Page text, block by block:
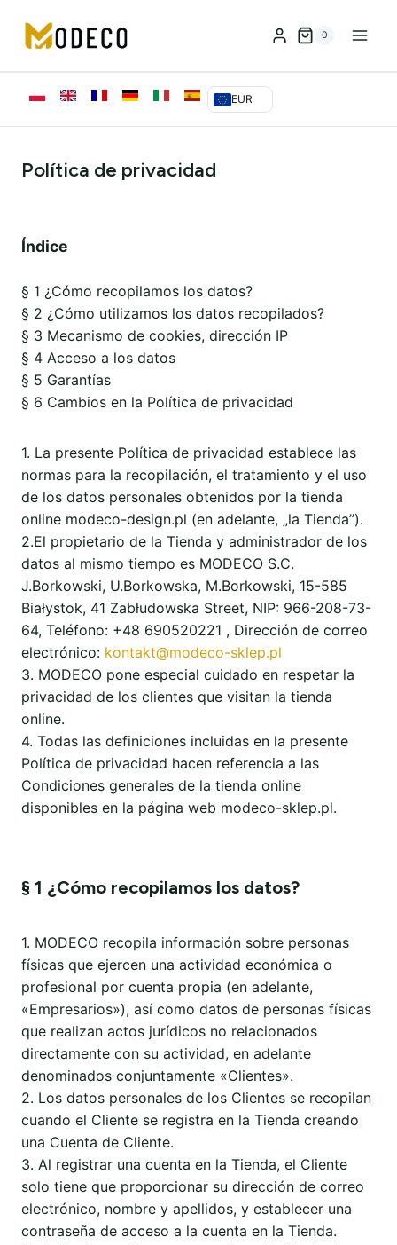
Contenido
0
EUR
Política de privacidad
Índice
§ 1 ¿Cómo recopilamos los datos?
§ 2 ¿Cómo utilizamos los datos recopilados?
§ 3 Mecanismo de cookies, dirección IP
§ 4 Acceso a los datos
§ 5 Garantías
§ 6 Cambios en la Política de privacidad
1. La presente Política de privacidad establece las
normas para la recopilación, el tratamiento y el uso
de los datos personales obtenidos por la tienda
online modeco-design.pl (en adelante, „la Tienda”).
2.El propietario de la Tienda y administrador de los
datos al mismo tiempo es MODECO S.C.
J.Borkowski, U.Borkowska, M.Borkowski, 15-585
Białystok, 41 Zabłudowska Street, NIP: 966-208-73-
64, Teléfono: +48 690520221 , Dirección de correo
electrónico: kontakt@modeco-sklep.pl
3. MODECO pone especial cuidado en respetar la
privacidad de los clientes que visitan la tienda
online.
4. Todas las definiciones incluidas en la presente
Política de privacidad hacen referencia a las
Condiciones generales de la tienda online
disponibles en la página web modeco-sklep.pl.
§ 1 ¿Cómo recopilamos los datos?
1. MODECO recopila información sobre personas
físicas que ejercen una actividad económica o
profesional por cuenta propia (en adelante,
«Empresarios»), así como datos de personas físicas
que realizan actos jurídicos no relacionados
directamente con su actividad, en adelante
denominados conjuntamente «Clientes».
2. Los datos personales de los Clientes se recopilan
cuando el Cliente se registra en la Tienda creando
una Cuenta de Cliente.
3. Al registrar una cuenta en la Tienda, el Cliente
solo tiene que proporcionar su dirección de correo
electrónico, nombre y apellidos, y establecer una
contraseña de acceso a la cuenta en la Tienda.